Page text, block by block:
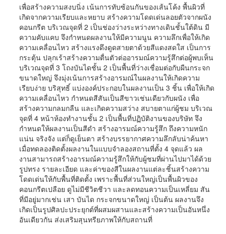
เพื่อสร้างความสงบนิ่ง เน้นการทับซ้อนกันของเส้นโค้ง พื้นผิวที่
เกิดจากความเรียบและหยาบ สร้างความโดดเด่นลอยตัวจากผนัง
คอนกรีต บริเวณจุดที่ 2 เป็นช่องว่างระหว่างทางเดินชั้นใต้ดิน มี
ความคับแคบ จึงกำหนดผลงานให้มีความนูน ความลึกเพื่อให้เกิด
ความเคลื่อนไหว สร้างแรงดึงดูดสายตาด้วยสีแดงสดใส เป็นการ
กระตุ้น ปลุกเร้าสร้างความตื่นตัวต่ออารมณ์ความรู้สึกต่อผู้พบเห็น
บริเวณจุดที่ 3 โถงบันไดชั้น 2 เป็นพื้นที่ว่างเชื่อมต่อกับผืนกระจก
ขนาดใหญ่ จึงมุ่งเน้นการสร้างอารมณ์ในผลงานให้เกิดความ
เรียบง่าย บริสุทธิ์ แบ่งองค์ประกอบในผลงานเป็น 3 ชิ้น เพื่อให้เกิด
ความเคลื่อนไหว กำหนดสีสันเป็นสีขาวเช่นเดียวกับผนัง เพื่อ
สร้างความกลมกลืน และเกิดความสว่าง สบายตาแก่ผู้ชม บริเวณ
จุดที่ 4 หน้าห้องทำงานชั้น 2 เป็นพื้นที่ปฏิบัติงานของบริษัท จึง
กำหนดให้ผลงานเป็นสีดำ สร้างอารมณ์ความรู้สึก ถึงความหนัก
แน่น จริงจัง แต่ก็ดูเย็นตา สร้างบรรยากาศความลึกลับน่าค้นหา
เมื่อทดลองติดตั้งผลงานในแบบจำลองสถานที่ตั้ง 4 จุดแล้ว ผล
งานสามารถสร้างอารมณ์ความรู้สึกให้กับผู้ชมที่ผ่านไปมาได้ด้วย
รูปทรง รายละเอียด และค่าของสีในผลงานแต่ละชิ้นสร้างความ
โดดเด่นให้กับพื้นที่ติดตั้ง เพราะพื้นที่ส่วนใหญ่เป็นพื้นผิวของ
คอนกรีตเปลือย ดูไม่มีชีวิตชีวา และลดทอนความเป็นเหลี่ยม สัน
ที่มีอยู่มากเช่น เสา บันได กระจกขนาดใหญ่ เป็นต้น ผลงานจึง
เกิดเป็นรูปศิลปะประยุกต์ที่ผสมผสานและสร้างความเป็นอันหนึ่ง
อันเดียวกัน ส่งเสริมสุนทรียภาพให้กับสถานที่